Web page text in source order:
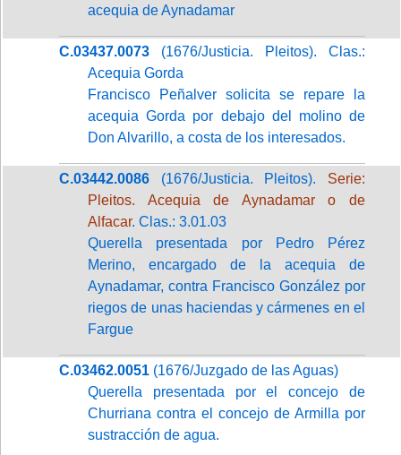
acequia de Aynadamar
C.03437.0073 (1676/Justicia. Pleitos). Clas.:
Acequia Gorda
Francisco Peñalver solicita se repare la
acequia Gorda por debajo del molino de
Don Alvarillo, a costa de los interesados.
C.03442.0086 (1676/Justicia. Pleitos). Serie:
Pleitos. Acequia de Aynadamar o de
Alfacar. Clas.: 3.01.03
Querella presentada por Pedro Pérez
Merino, encargado de la acequia de
Aynadamar, contra Francisco González por
riegos de unas haciendas y cármenes en el
Fargue
C.03462.0051 (1676/Juzgado de las Aguas)
Querella presentada por el concejo de
Churriana contra el concejo de Armilla por
sustracción de agua.